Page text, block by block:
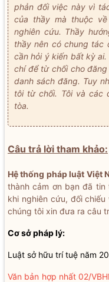
phản đối việc này vì
của thầy mà thuộc
nghiên cứu. Thầy
thầy nên có chung tác
cần hỏi ý kiến bất kỳ
chí để từ chối cho
danh sách đăng. Tuy
tôi từ chối. Tôi và các
tòa.
Câu trả lời tham khảo:
Hệ thống pháp luật Việt
thành cảm ơn bạn đã
khi nghiên cứu, đối
chúng tôi xin đưa ra câu
Cơ sở pháp lý:
Luật sở hữu trí tuệ năm
Văn bản hợp nhất 02/